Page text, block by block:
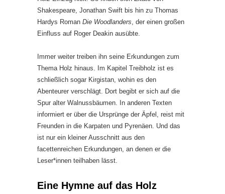
Shakespeare, Jonathan Swift bis hin zu Thomas
Hardys Roman Die Woodlanders , der einen großen
Einfluss auf Roger Deakin ausübte.
Immer weiter treiben ihn seine Erkundungen zum
Thema Holz hinaus. Im Kapitel Treibholz ist es
schließlich sogar Kirgistan, wohin es den
Abenteurer verschlägt. Dort begibt er sich auf die
Spur alter Walnussbäumen. In anderen Texten
informiert er über die Ursprünge der Äpfel, reist mit
Freunden in die Karpaten und Pyrenäen. Und das
ist nur ein kleiner Ausschnitt aus den
facettenreichen Erkundungen, an denen er die
Leser*innen teilhaben lässt.
Eine Hymne auf das Holz